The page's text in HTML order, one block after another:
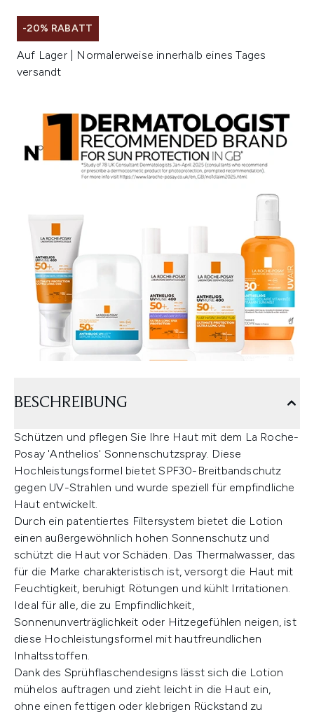
-20% RABATT
Auf Lager | Normalerweise innerhalb eines Tages
versandt
BESCHREIBUNG
Schützen und pflegen Sie Ihre Haut mit dem La Roche-
Posay 'Anthelios' Sonnenschutzspray. Diese
Hochleistungsformel bietet SPF30-Breitbandschutz
gegen UV-Strahlen und wurde speziell für empfindliche
Haut entwickelt.
Durch ein patentiertes Filtersystem bietet die Lotion
einen außergewöhnlich hohen Sonnenschutz und
schützt die Haut vor Schäden. Das Thermalwasser, das
für die Marke charakteristisch ist, versorgt die Haut mit
Feuchtigkeit, beruhigt Rötungen und kühlt Irritationen.
Ideal für alle, die zu Empfindlichkeit,
Sonnenunverträglichkeit oder Hitzegefühlen neigen, ist
diese Hochleistungsformel mit hautfreundlichen
Inhaltsstoffen.
Dank des Sprühflaschendesigns lässt sich die Lotion
mühelos auftragen und zieht leicht in die Haut ein,
ohne einen fettigen oder klebrigen Rückstand zu